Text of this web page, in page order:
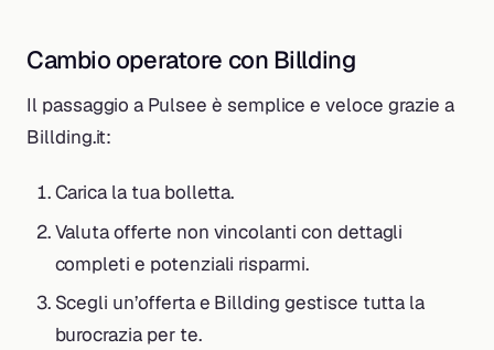
Cambio operatore con Billding
Il passaggio a Pulsee è semplice e veloce grazie a
Billding.it:
Carica la tua bolletta.
Valuta offerte non vincolanti con dettagli
completi e potenziali risparmi.
Scegli un’offerta e Billding gestisce tutta la
burocrazia per te.